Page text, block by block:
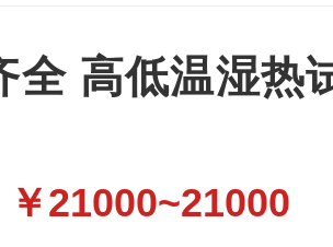
全 高低温湿热
￥21000~21000